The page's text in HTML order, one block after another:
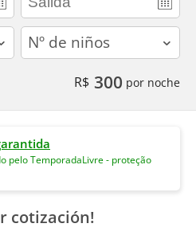
children
R$ 300 por noche
pelo TemporadaLivre - proteção
cotización!